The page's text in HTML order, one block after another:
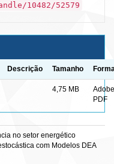
10482/52579
Descrição Tamanho
4,75 MB
Adobe
PDF
no setor energético
com Modelos DEA